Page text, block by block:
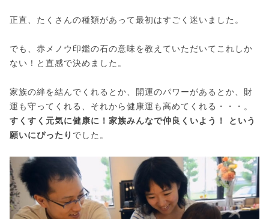
正直、たくさんの種類があって最初はすごく迷いました。
でも、赤メノウ印鑑の石の意味を教えていただいてこれしか
ない！と直感で決めました。
家族の絆を結んでくれるとか、開運のパワーがあるとか、財
運も守ってくれる、それから健康運も高めてくれる・・・。
すくすく元気に健康に！家族みんなで仲良くいよう！ という
願いにぴったり でした。